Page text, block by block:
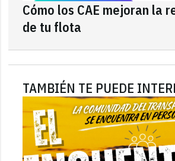
Cómo los CAE mejoran la
de tu flota
TAMBIÉN TE PUEDE